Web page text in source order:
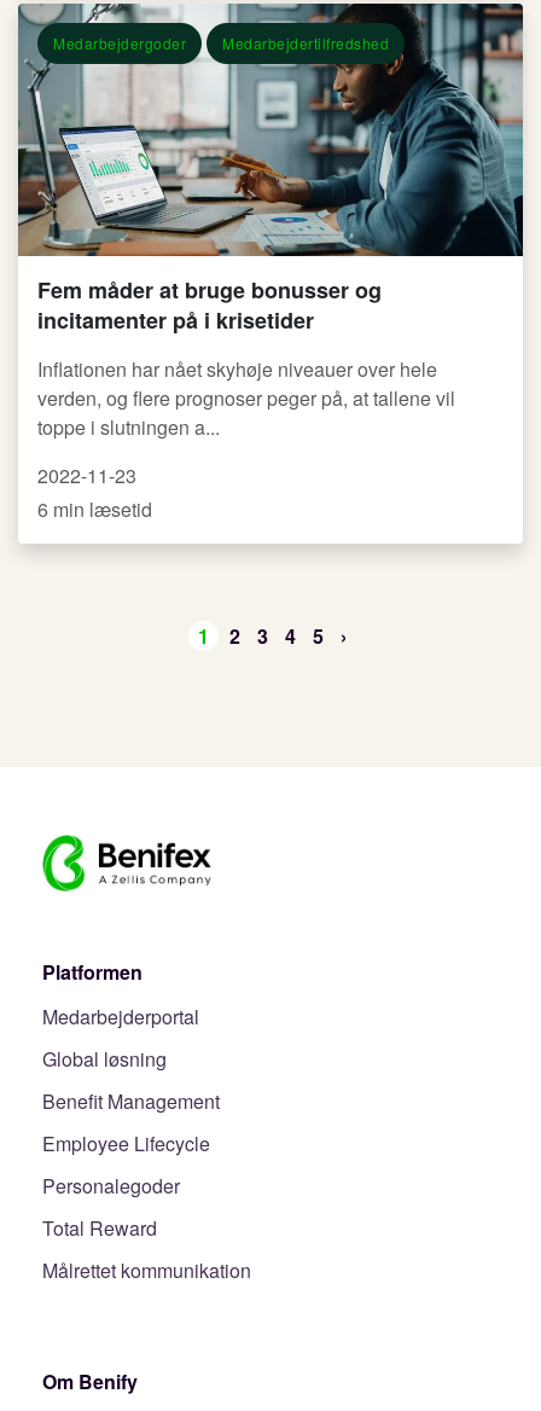
Medarbejdergoder Medarbejdertilfredshed
Fem måder at bruge bonusser og
incitamenter på i krisetider
Inflationen har nået skyhøje niveauer over hele
verden, og flere prognoser peger på, at tallene vil
toppe i slutningen a...
2022-11-23
6 min læsetid
1 2 3 4 5 ›
Platformen
Medarbejderportal
Global løsning
Benefit Management
Employee Lifecycle
Personalegoder
Total Reward
Målrettet kommunikation
Om Benify